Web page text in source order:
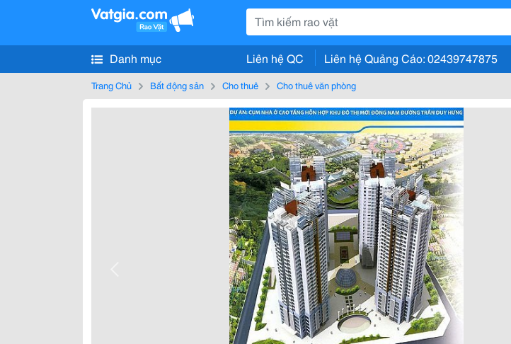
Danh mục Liên hệ QC Liên hệ Quảng Cáo: 02439747875
Trang Chủ Bất động sản Cho thuê Cho thuê văn phòng